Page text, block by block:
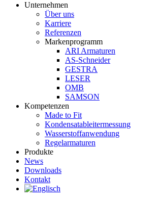
Unternehmen
Über uns
Karriere
Referenzen
Markenprogramm
ARI Armaturen
AS-Schneider
GESTRA
LESER
OMB
SAMSON
Kompetenzen
Made to Fit
Kondensat­ableiter­messung
Wasserstoff­anwendung
Regel­arma­turen
Produkte
News
Downloads
Kontakt